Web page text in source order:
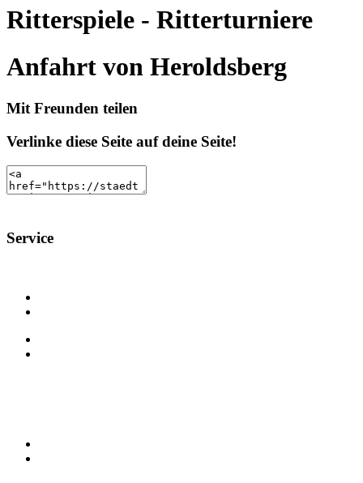
Ritterspiele - Ritterturniere
Anfahrt von Heroldsberg
Mit Freunden teilen
Verlinke diese Seite auf deine Seite!
Service